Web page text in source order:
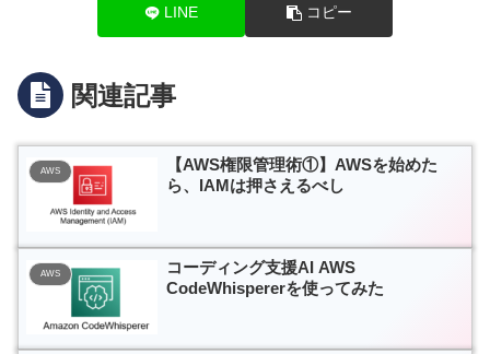
LINE コピー
関連記事
AWS
【AWS権限管理術①】AWSを始めた
ら、IAMは押さえるべし
AWS
コーディング支援AI AWS
CodeWhispererを使ってみた